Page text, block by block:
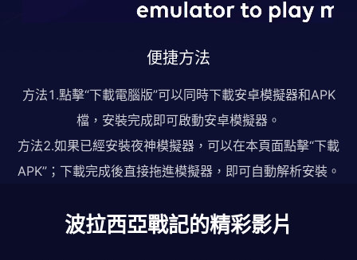
便捷方法
方法1.點擊“下載電腦版”可以同時下載安卓模擬器和APK
檔，安裝完成即可啟動安卓模擬器。
方法2.如果已經安裝夜神模擬器，可以在本頁面點擊“下載
APK”；下載完成後直接拖進模擬器，即可自動解析安裝。
波拉西亞戰記的精彩影片